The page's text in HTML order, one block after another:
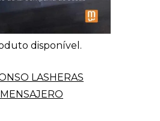
disponível.
LASHERAS